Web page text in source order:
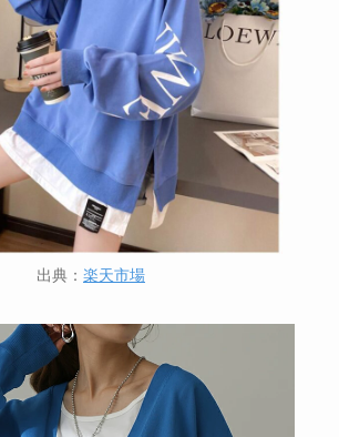
出典： 楽天市場